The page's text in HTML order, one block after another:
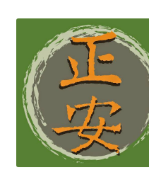
覽
列
要
內
容